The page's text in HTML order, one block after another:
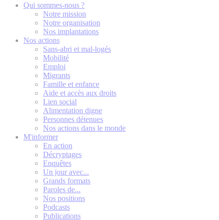
Qui sommes-nous ?
Notre mission
Notre organisation
Nos implantations
Nos actions
Sans-abri et mal-logés
Mobilité
Emploi
Migrants
Famille et enfance
Aide et accès aux droits
Lien social
Alimentation digne
Personnes détenues
Nos actions dans le monde
M'informer
En action
Décryptages
Enquêtes
Un jour avec...
Grands formats
Paroles de...
Nos positions
Podcasts
Publications